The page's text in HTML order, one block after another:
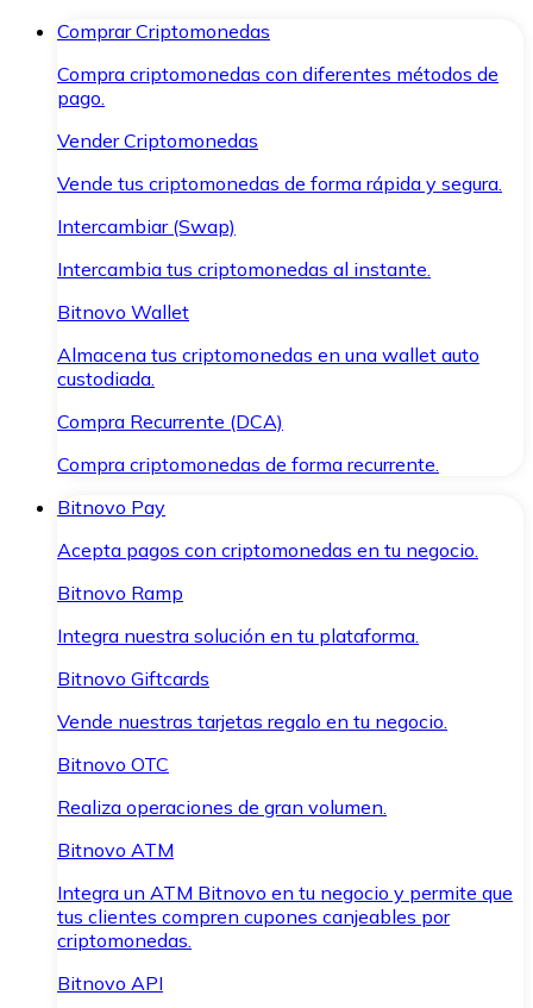
Comprar Criptomonedas
Compra criptomonedas con diferentes métodos de
pago.
Vender Criptomonedas
Vende tus criptomonedas de forma rápida y segura.
Intercambiar (Swap)
Intercambia tus criptomonedas al instante.
Bitnovo Wallet
Almacena tus criptomonedas en una wallet auto
custodiada.
Compra Recurrente (DCA)
Compra criptomonedas de forma recurrente.
Bitnovo Pay
Acepta pagos con criptomonedas en tu negocio.
Bitnovo Ramp
Integra nuestra solución en tu plataforma.
Bitnovo Giftcards
Vende nuestras tarjetas regalo en tu negocio.
Bitnovo OTC
Realiza operaciones de gran volumen.
Bitnovo ATM
Integra un ATM Bitnovo en tu negocio y permite que
tus clientes compren cupones canjeables por
criptomonedas.
Bitnovo API